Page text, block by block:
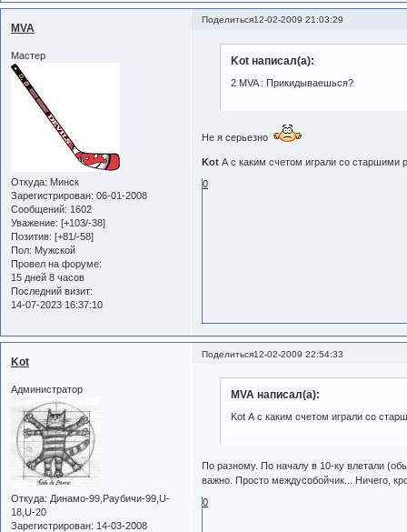
Поделиться12-02-2009 21:03:29
MVA
Мастер
Откуда: Минск
Зарегистрирован: 06-01-2008
Сообщений: 1602
Уважение: [+103/-38]
Позитив: [+81/-58]
Пол: Мужской
Провел на форуме:
15 дней 8 часов
Последний визит:
14-07-2023 16:37:10
Kot написал(а):
2 MVA : Прикидываешься?
Не я серьезно
Kot А с каким счетом играли со старшими
0
Поделиться12-02-2009 22:54:33
Kot
Администратор
Откуда: Динамо-99,Раубичи-99,U-
18,U-20
Зарегистрирован: 14-03-2008
MVA написал(а):
Kot А с каким счетом играли со
По разному. По началу в 10-ку влетали
важно. Просто междусобойчик... Ничего,
0